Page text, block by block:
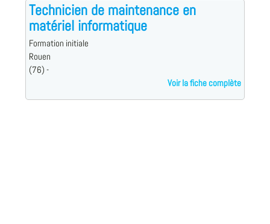
Technicien de maintenance en
matériel informatique
Formation initiale
Rouen
(76) -
Voir la fiche complète